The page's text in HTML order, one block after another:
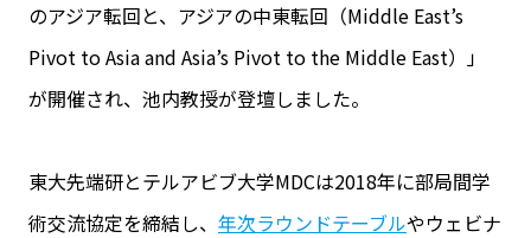
のアジア転回と、アジアの中東転回（Middle East’s
Pivot to Asia and Asia’s Pivot to the Middle East）」
が開催され、池内教授が登壇しました。
東大先端研とテルアビブ大学MDCは2018年に部局間学
術交流協定を締結し、 年次ラウンドテーブルやウェビナ